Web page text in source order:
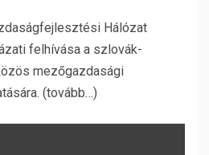
Hálózat
felhívása a szlovák-
mezőgazdasági
(tovább…)